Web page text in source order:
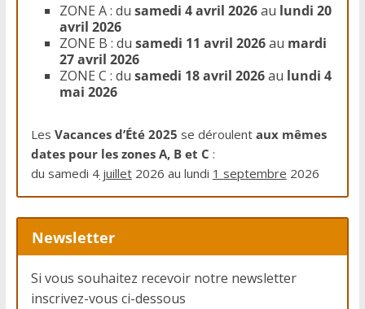
ZONE A: du samedi 4 avril 2026au lundi 20
avril 2026
ZONE B : du samedi 11 avril 2026au mardi
27 avril 2026
ZONE C : du samedi 18 avril 2026au lundi 4
mai 2026
Les Vacances d’Été 2025 se déroulent aux mêmes
dates pour les zones A, B et C :
du samedi 4juillet2026 au lundi 1 septembre 2026
Newsletter
Si vous souhaitez recevoir notre newsletter
inscrivez-vous ci-dessous